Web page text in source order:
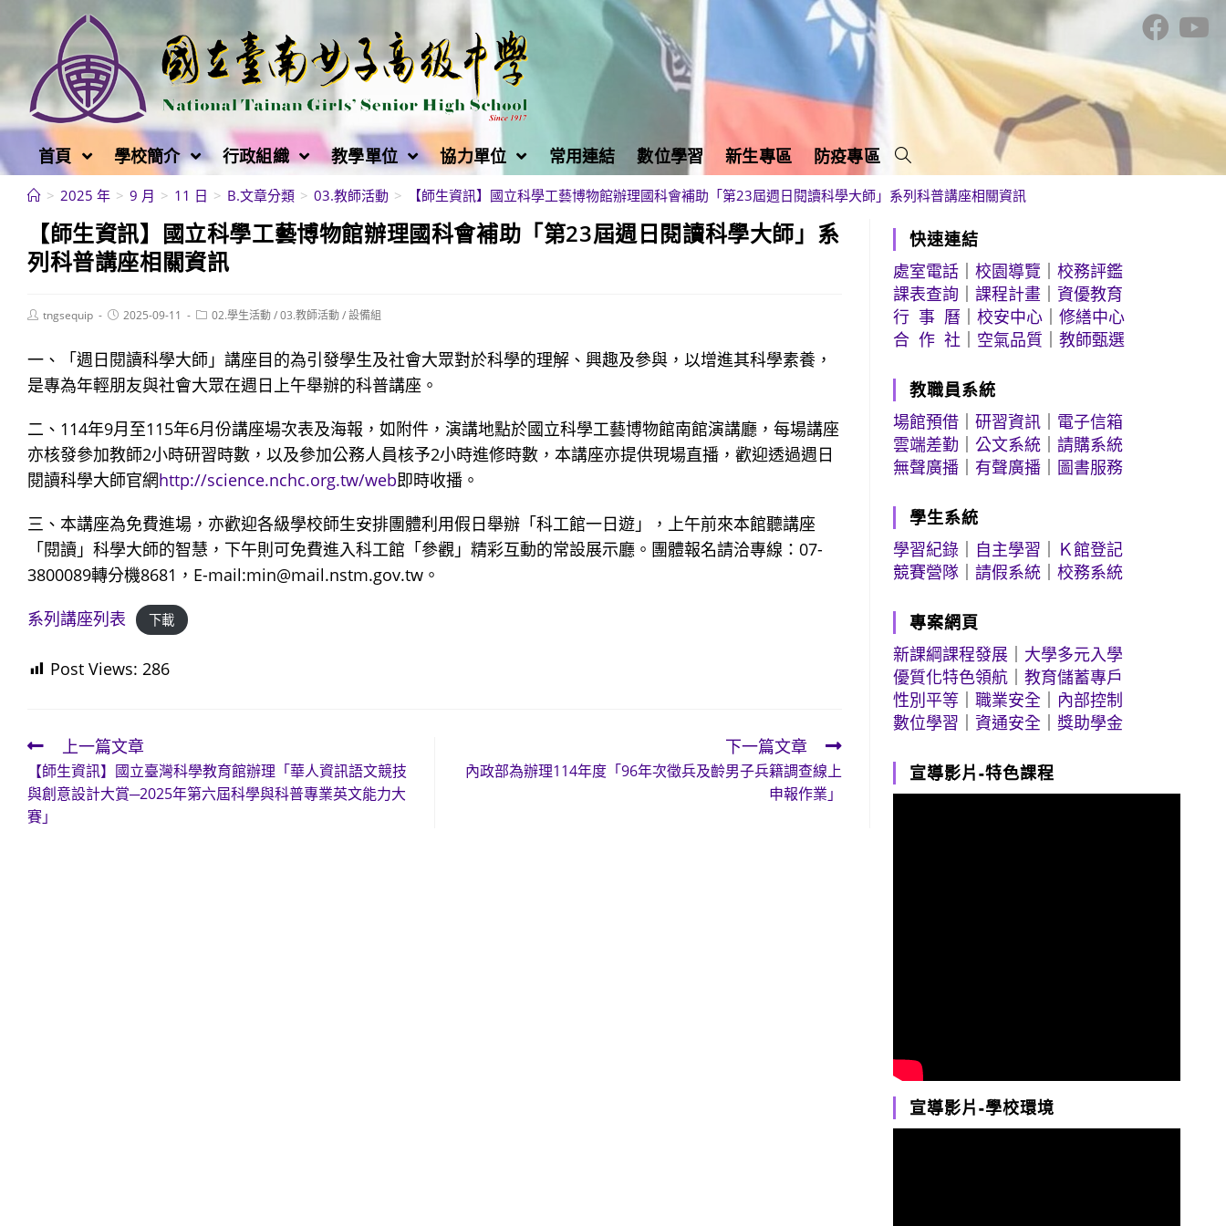
轉
至
容
首頁 學校簡介 行政組織 教學單位 協力單位 常用連結 數位學習 新生專區 防疫專區
> 2025 年 > 9 月 > 11 日 > B.文章分類 > 03.教師活動 > 【師生資訊】國立科學工藝博物館辦理國科會補助「第23屆週日閱讀科學大師」系列科普講座相關資訊
【師生資訊】國立科學工藝博物館辦理國科會補助「第23屆週日閱讀科學大師」系
列科普講座相關資訊
Posttngsequip
Post2025-09-11
Post02.學生活動/03.教師活動/設備組
一、「週日閱讀科學大師」講座目的為引發學生及社會大眾對於科學的理解、興趣及參與，以增進其科學素養，
是專為年輕朋友與社會大眾在週日上午舉辦的科普講座。
二、114年9月至115年6月份講座場次表及海報，如附件，演講地點於國立科學工藝博物館南館演講廳，每場講座
亦核發參加教師2小時研習時數，以及參加公務人員核予2小時進修時數，本講座亦提供現場直播，歡迎透過週日
閱讀科學大師官網http://science.nchc.org.tw/web即時收播。
三、本講座為免費進場，亦歡迎各級學校師生安排團體利用假日舉辦「科工館一日遊」，上午前來本館聽講座
「閱讀」科學大師的智慧，下午則可免費進入科工館「參觀」精彩互動的常設展示廳。團體報名請洽專線：07-
3800089轉分機8681，E-mail:min@mail.nstm.gov.tw。
系列講座列表
下載
Post Views: 286
Read
more
articles
上一篇文章
【師生資訊】國立臺灣科學教育館辦理「華人資訊語文競技
與創意設計大賞─2025年第六屆科學與科普專業英文能力大
賽」
下一篇文章
內政部為辦理114年度「96年次徵兵及齡男子兵籍調查線上
申報作業」
快速連結
處室電話 ｜校園導覽 ｜校務評鑑
課表查詢 ｜課程計畫 ｜資優教育
行 事 曆 ｜校安中心 ｜修繕中心
合 作 社
空氣品質 ｜教師甄選
教職員系統
場館預借 ｜研習資訊
電子信箱
雲端差勤 ｜公文系統 ｜請購系統
無聲廣播
有聲廣播 圖書服務
學生系統
學習紀錄
自主學習
Ｋ館登記
競賽營隊 ｜請假系統 ｜校務系統
專案網頁
新課綱課程發展
大學多元入學
優質化特色領航 ｜教育儲蓄專戶
性別平等 ｜職業安全
內部控制
數位學習 ｜資通安全 ｜獎助學金
宣導影片-特色課程
宣導影片-學校環境